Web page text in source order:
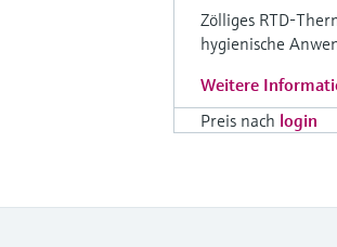
Zölliges RTD-
hygienische
Weitere
Preis nach login